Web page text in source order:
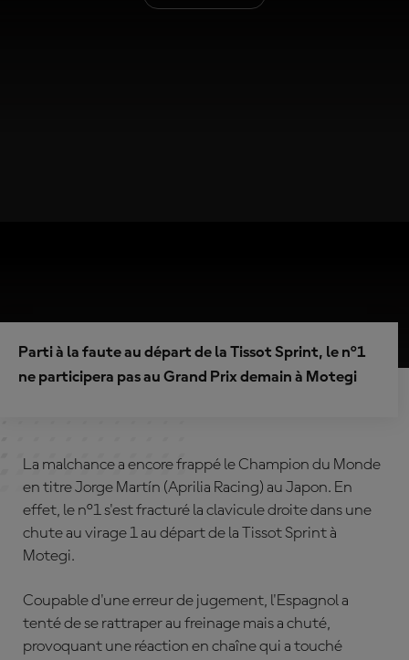
Parti à la faute au départ de la Tissot Sprint, le n°1
ne participera pas au Grand Prix demain à Motegi
La malchance a encore frappé le Champion du Monde
en titre Jorge Martín (Aprilia Racing) au Japon. En
effet, le n°1 s'est fracturé la clavicule droite dans une
chute au virage 1 au départ de la Tissot Sprint à
Motegi.
Coupable d'une erreur de jugement, l'Espagnol a
tenté de se rattraper au freinage mais a chuté,
provoquant une réaction en chaîne qui a touché